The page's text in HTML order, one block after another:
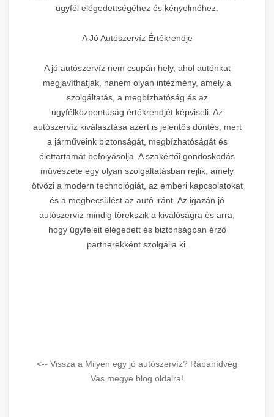
ügyfél elégedettségéhez és kényelméhez.
A Jó Autószervíz Értékrendje
A jó autószervíz nem csupán hely, ahol autónkat
megjavíthatják, hanem olyan intézmény, amely a
szolgáltatás, a megbízhatóság és az
ügyfélközpontúság értékrendjét képviseli. Az
autószervíz kiválasztása azért is jelentős döntés, mert
a járműveink biztonságát, megbízhatóságát és
élettartamát befolyásolja. A szakértői gondoskodás
művészete egy olyan szolgáltatásban rejlik, amely
ötvözi a modern technológiát, az emberi kapcsolatokat
és a megbecsülést az autó iránt. Az igazán jó
autószervíz mindig törekszik a kiválóságra és arra,
hogy ügyfeleit elégedett és biztonságban érző
partnerekként szolgálja ki.
<-- Vissza a Milyen egy jó autószervíz? Rábahídvég
Vas megye blog oldalra!